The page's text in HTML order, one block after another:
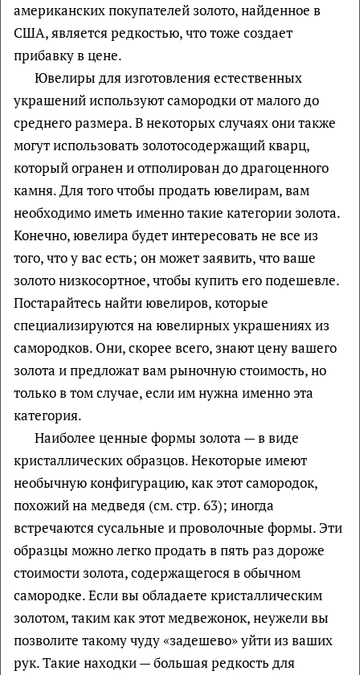
американских покупателей золото, найденное в
США, является редкостью, что тоже создает
прибавку в цене.
Ювелиры для изготовления естественных
украшений используют самородки от малого до
среднего размера. В некоторых случаях они также
могут использовать золотосодержащий кварц,
который огранен и отполирован до драгоценного
камня. Для того чтобы продать ювелирам, вам
необходимо иметь именно такие категории золота.
Конечно, ювелира будет интересовать не все из
того, что у вас есть; он может заявить, что ваше
золото низкосортное, чтобы купить его подешевле.
Постарайтесь найти ювелиров, которые
специализируются на ювелирных украшениях из
самородков. Они, скорее всего, знают цену вашего
золота и предложат вам рыночную стоимость, но
только в том случае, если им нужна именно эта
категория.
Наиболее ценные формы золота — в виде
кристаллических образцов. Некоторые имеют
необычную конфигурацию, как этот самородок,
похожий на медведя (см. стр. 63); иногда
встречаются сусальные и проволочные формы. Эти
образцы можно легко продать в пять раз дороже
стоимости золота, содержащегося в обычном
самородке. Если вы обладаете кристаллическим
золотом, таким как этот медвежонок, неужели вы
позволите такому чуду «задешево» уйти из ваших
рук. Такие находки — большая редкость для